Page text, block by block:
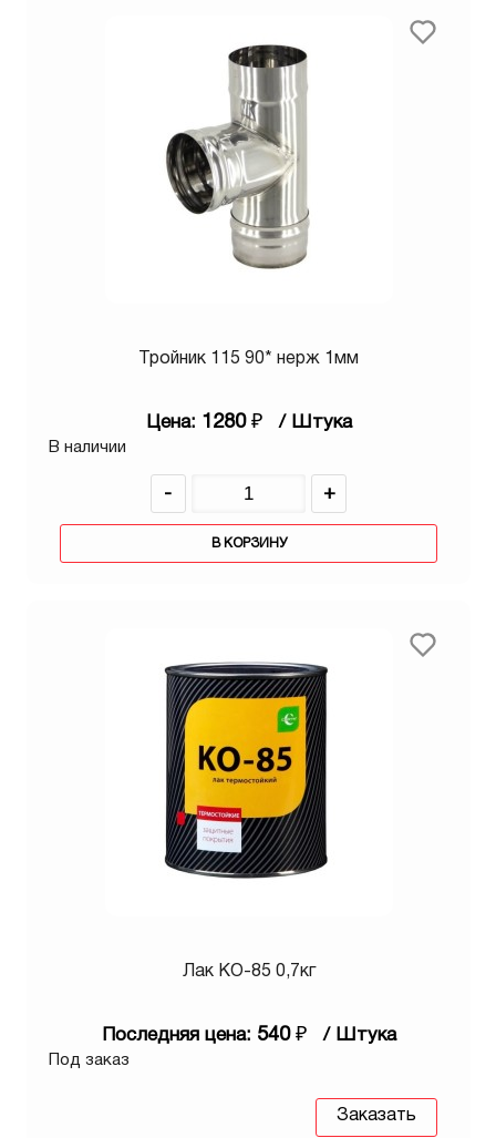
Тройник 115 90* нерж 1мм
Цена: 1280 ₽ / Штука
В наличии
- +
В КОРЗИНУ
Лак КО-85 0,7кг
Последняя цена: 540 ₽ / Штука
Под заказ
Заказать